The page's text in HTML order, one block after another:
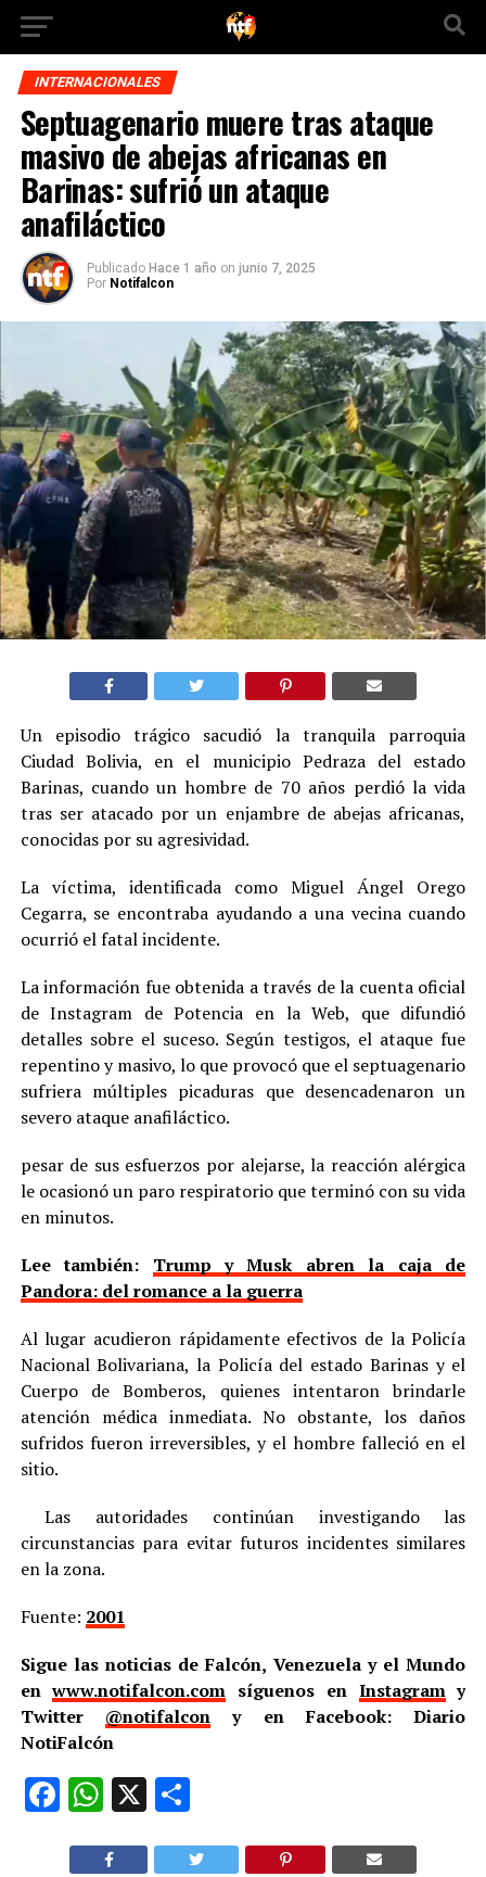
INTERNACIONALES
Septuagenario muere tras ataque
masivo de abejas africanas en
Barinas: sufrió un ataque
anafiláctico
Publicado Hace 1 año on junio 7, 2025
Por Notifalcon
Un episodio trágico sacudió la tranquila parroquia
Ciudad Bolivia, en el municipio Pedraza del estado
Barinas, cuando un hombre de 70 años perdió la vida
tras ser atacado por un enjambre de abejas africanas,
conocidas por su agresividad.
La víctima, identificada como Miguel Ángel Orego
Cegarra, se encontraba ayudando a una vecina cuando
ocurrió el fatal incidente.
La información fue obtenida a través de la cuenta oficial
de Instagram de Potencia en la Web, que difundió
detalles sobre el suceso. Según testigos, el ataque fue
repentino y masivo, lo que provocó que el septuagenario
sufriera múltiples picaduras que desencadenaron un
severo ataque anafiláctico.
pesar de sus esfuerzos por alejarse, la reacción alérgica
le ocasionó un paro respiratorio que terminó con su vida
en minutos.
Lee también: Trump y Musk abren la caja de
Pandora: del romance a la guerra
Al lugar acudieron rápidamente efectivos de la Policía
Nacional Bolivariana, la Policía del estado Barinas y el
Cuerpo de Bomberos, quienes intentaron brindarle
atención médica inmediata. No obstante, los daños
sufridos fueron irreversibles, y el hombre falleció en el
sitio.
Las autoridades continúan investigando las
circunstancias para evitar futuros incidentes similares
en la zona.
Fuente: 2001
Sigue las noticias de Falcón, Venezuela y el Mundo
enwww.notifalcon.com síguenos en Instagramy
Twitter @notifalcon y en Facebook: Diario
NotiFalcón
Facebook
WhatsApp
X Compartir